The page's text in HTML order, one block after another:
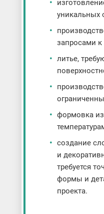
уникальных
запросами к
литье,
формовка
создание
и
требуется
формы и
проекта.